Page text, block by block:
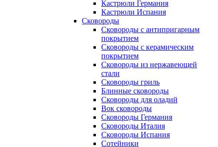
Кастрюли Германия
Кастрюли Испания
Сковороды
Сковороды с антипригарным
покрытием
Сковороды с керамическим
покрытием
Сковороды из нержавеющей
стали
Сковороды гриль
Блинные сковороды
Сковороды для оладий
Вок сковороды
Сковороды Германия
Сковороды Италия
Сковороды Испания
Сотейники